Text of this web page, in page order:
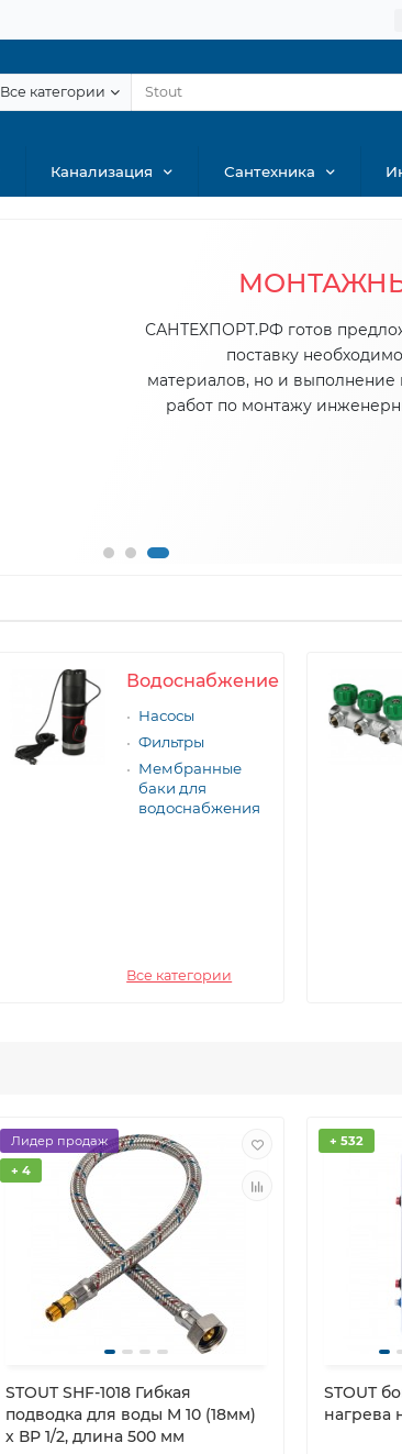
Все категории
Канализация Сантехника
САНТЕХПОРТ.РФ готов
поставку
материалов, но и выполнение
работ по монтажу
Водоснабжение
Насосы
Фильтры
Мембранные
баки для
водоснабжения
Все категории
Лидер продаж
+ 4
STOUT SHF-1018 Гибкая
подводка для воды M 10 (18мм)
х ВР 1/2, длина 500 мм
+ 532
STOUT
нагрева